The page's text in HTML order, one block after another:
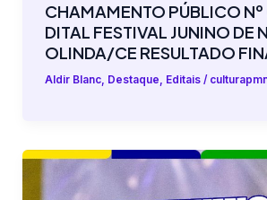
CHAMAMENTO PÚBLICO
DITAL FESTIVAL JUNINO DE
OLINDA/CE RESULTADO
Aldir Blanc, Destaque, Editais/